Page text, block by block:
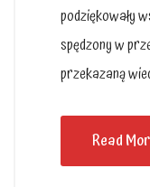
podziękowały
spędzony w
przekazaną
Read